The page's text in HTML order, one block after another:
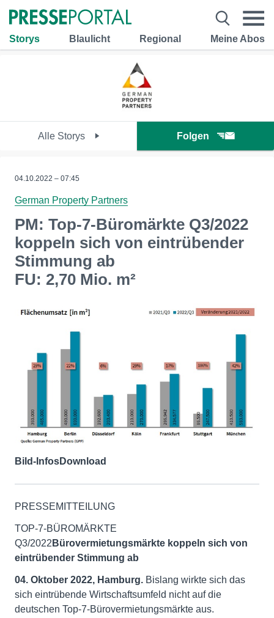
Storys Blaulicht Regional Meine Abos
Alle Storys Folgen
04.10.2022 – 07:45
German Property Partners
PM: Top-7-Büromärkte Q3/2022
koppeln sich von eintrübender
Stimmung ab
FU: 2,70 Mio. m²
Bild-InfosDownload
PRESSEMITTEILUNG
TOP-7-BÜROMÄRKTE
Q3/2022 Bürovermietungsmärkte koppeln sich von
eintrübender Stimmung ab
04. Oktober 2022, Hamburg. Bislang wirkte sich das
sich eintrübende Wirtschaftsumfeld nicht auf die
deutschen Top-7-Bürovermietungsmärkte aus.